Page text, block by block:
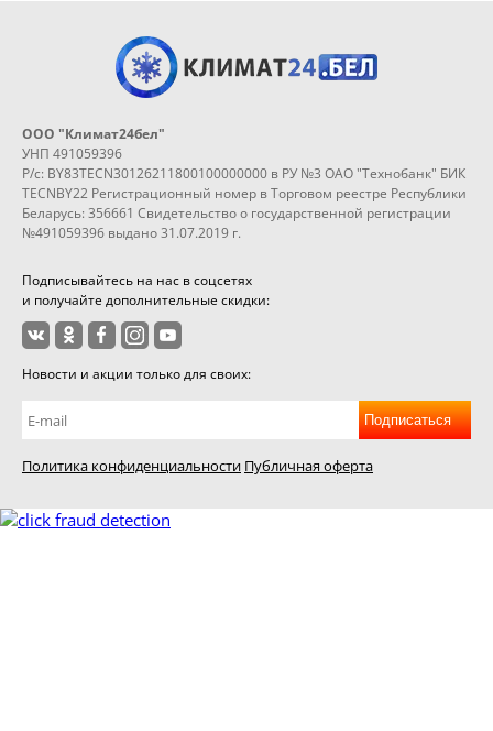
ООО "Климат24бел"
УНП 491059396
Р/с: BY83TECN30126211800100000000 в РУ №3 ОАО "Технобанк" БИК
TECNBY22 Регистрационный номер в Торговом реестре Республики
Беларусь: 356661 Свидетельство о государственной регистрации
№491059396 выдано 31.07.2019 г.
Подписывайтесь на нас в соцсетях
и получайте дополнительные скидки:
Новости и акции только для своих:
Подписаться
Политика конфиденциальности Публичная оферта